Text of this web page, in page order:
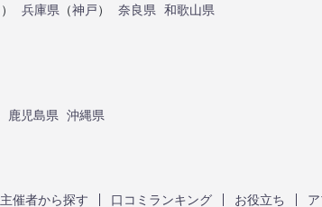
） 兵庫県 （神戸） 奈良県 和歌山県
鹿児島県 沖縄県
主催者から探す 口コミランキング お役立ち